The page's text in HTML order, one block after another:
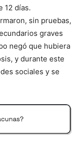
12 días.
sin pruebas,
graves
negó que hubiera
y durante este
sociales y se